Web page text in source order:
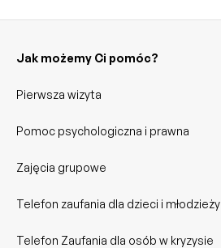
Jak możemy Ci pomóc?
Pierwsza wizyta
Pomoc psychologiczna i prawna
Zajęcia grupowe
Telefon zaufania dla dzieci i młodzieży
Telefon Zaufania dla osób w kryzysie